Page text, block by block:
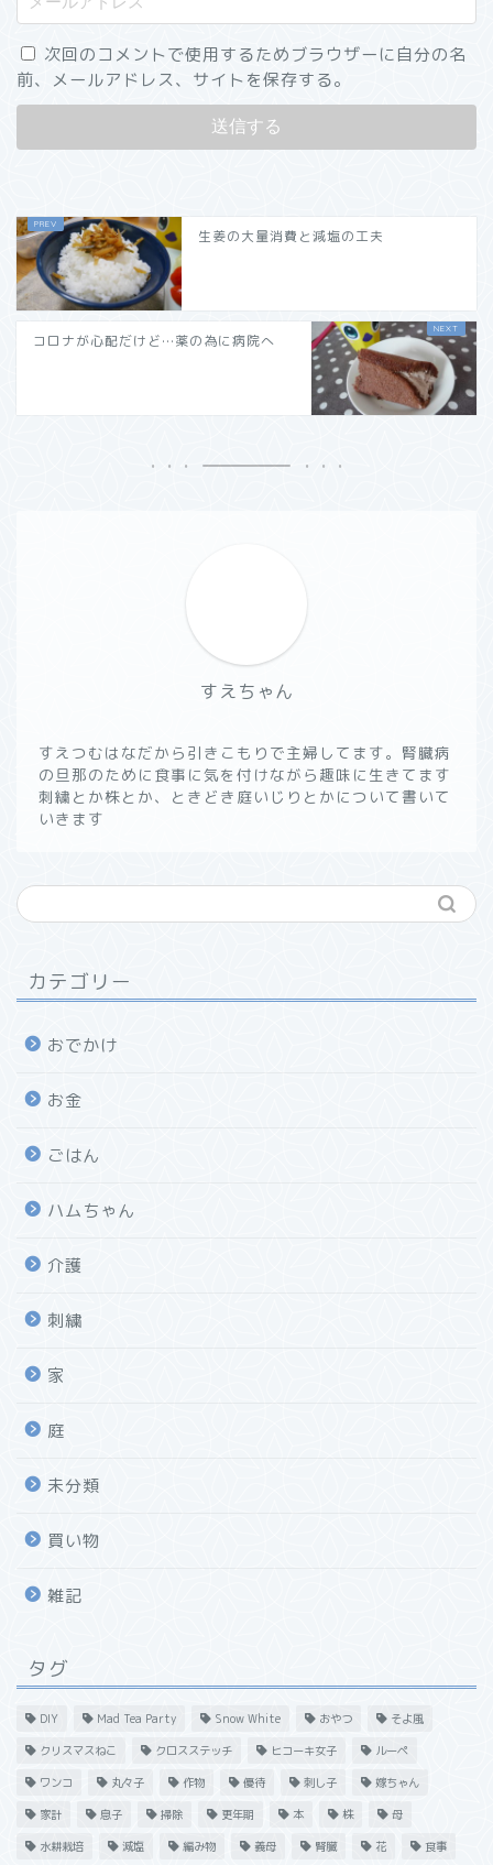
次回のコメントで使用するためブラウザーに自分の名
前、メールアドレス、サイトを保存する。
生姜の大量消費と減塩の工夫
コロナが心配だけど…薬の為に病院へ
すえちゃん
すえつむはなだから引きこもりで主婦してます。腎臓病
の旦那のために食事に気を付けながら趣味に生きてます
刺繍とか株とか、ときどき庭いじりとかについて書いて
いきます
カテゴリー
おでかけ
お金
ごはん
ハムちゃん
介護
刺繍
家
庭
未分類
買い物
雑記
タグ
DIY Mad Tea Party Snow White おやつ そよ風
クリスマスねこ クロスステッチ ヒコーキ女子 ルーペ
ワンコ 丸々子 作物 優待 刺し子 嫁ちゃん
家計 息子 掃除 更年期 本 株 母
水耕栽培 減塩 編み物 義母 腎臓 花 食事